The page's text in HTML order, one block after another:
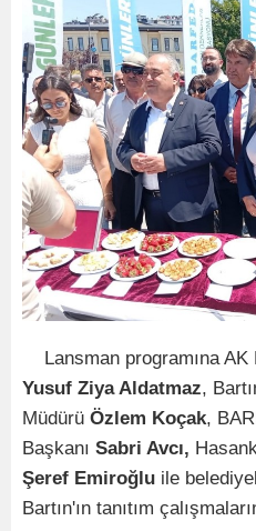
Lansman programına AK
Yusuf Ziya Aldatmaz,
Müdürü Özlem Koçak,
Başkanı Sabri Avcı,
Şeref Emiroğlu ile
Bartın'ın tanıtım